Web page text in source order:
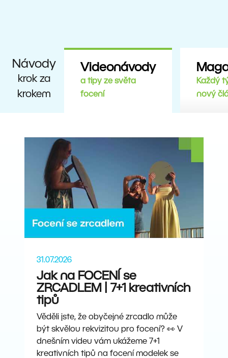
Návody
krok za
krokem
Videonávody
a tipy ze světa
focení
Každý
nový
31.07.2026
Jak na FOCENÍ se
ZRCADLEM | 7+1 kreativních
tipů
Věděli jste, že obyčejné zrcadlo může
být skvělou rekvizitou pro focení? 👀 V
dnešním videu vám ukážeme 7+1
kreativních tipů na focení modelek se